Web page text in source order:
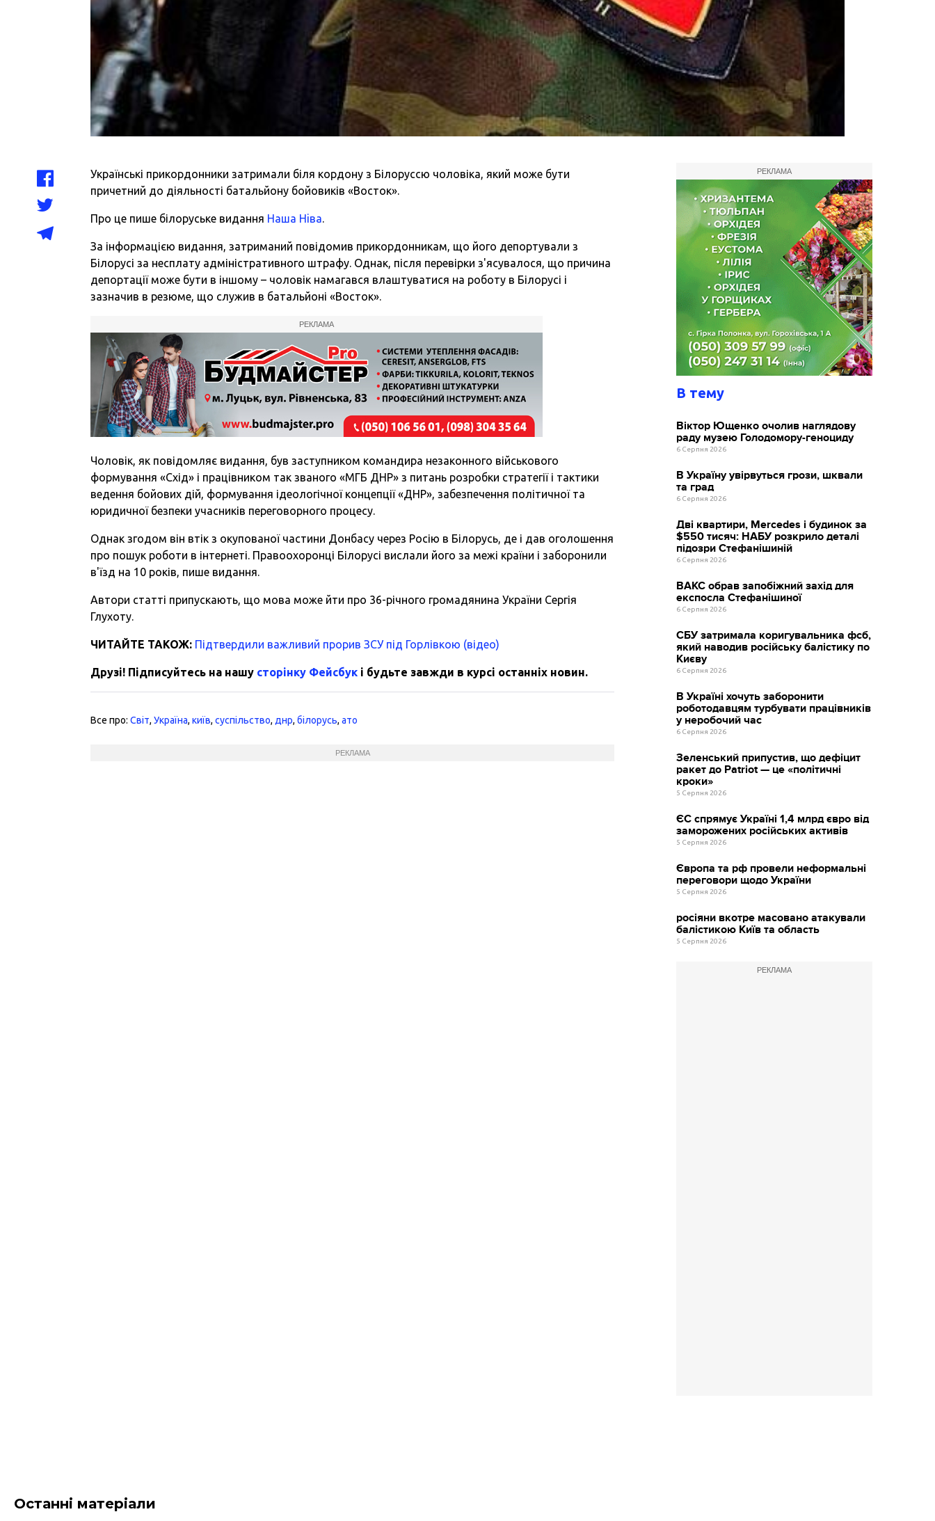
Українські прикордонники затримали біля кордону з Білоруссю чоловіка, який може бути
причетний до діяльності батальйону бойовиків «Восток».
Про це пише білоруське видання Наша Нiва.
За інформацією видання, затриманий повідомив прикордонникам, що його депортували з
Білорусі за несплату адміністративного штрафу. Однак, після перевірки з'ясувалося, що причина
депортації може бути в іншому – чоловік намагався влаштуватися на роботу в Білорусі і
зазначив в резюме, що служив в батальйоні «Восток».
РЕКЛАМА
Чоловік, як повідомляє видання, був заступником командира незаконного військового
формування «Схід» і працівником так званого «МГБ ДНР» з питань розробки стратегії і тактики
ведення бойових дій, формування ідеологічної концепції «ДНР», забезпечення політичної та
юридичної безпеки учасників переговорного процесу.
Однак згодом він втік з окупованої частини Донбасу через Росію в Білорусь, де і дав оголошення
про пошук роботи в інтернеті. Правоохоронці Білорусі вислали його за межі країни і заборонили
в'їзд на 10 років, пише видання.
Автори статті припускають, що мова може йти про 36-річного громадянина України Сергія
Глухоту.
ЧИТАЙТЕ ТАКОЖ: Підтвердили важливий прорив ЗСУ під Горлівкою (відео)
Друзі! Підписуйтесь на нашу сторінку Фейсбук і будьте завжди в курсі останніх новин.
Все про:Світ,Україна,київ,суспільство, днр,білорусь,ато
РЕКЛАМА
РЕКЛАМА
В тему
Віктор Ющенко очолив наглядову
раду музею Голодомору-геноциду
6 Серпня 2026
В Україну увірвуться грози, шквали
та град
6 Серпня 2026
Дві квартири, Mercedes і будинок за
$550 тисяч: НАБУ розкрило деталі
підозри Стефанішиній
6 Серпня 2026
ВАКС обрав запобіжний захід для
експосла Стефанішиної
6 Серпня 2026
СБУ затримала коригувальника фсб,
який наводив російську балістику по
Києву
6 Серпня 2026
В Україні хочуть заборонити
роботодавцям турбувати працівників
у неробочий час
6 Серпня 2026
Зеленський припустив, що дефіцит
ракет до Patriot — це «політичні
кроки»
5 Серпня 2026
ЄС спрямує Україні 1,4 млрд євро від
заморожених російських активів
5 Серпня 2026
Європа та рф провели неформальні
переговори щодо України
5 Серпня 2026
росіяни вкотре масовано атакували
балістикою Київ та область
5 Серпня 2026
РЕКЛАМА
Останні матеріали